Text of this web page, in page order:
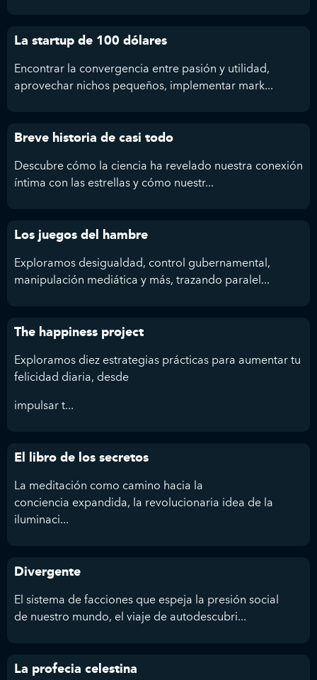
La startup de 100 dólares
Encontrar la convergencia entre pasión y utilidad,
aprovechar nichos pequeños, implementar mark...
Breve historia de casi todo
Descubre cómo la ciencia ha revelado nuestra conexión
íntima con las estrellas y cómo nuestr...
Los juegos del hambre
Exploramos desigualdad, control gubernamental,
manipulación mediática y más, trazando paralel...
The happiness project
Exploramos diez estrategias prácticas para aumentar tu
felicidad diaria, desde
impulsar t...
El libro de los secretos
La meditación como camino hacia la
conciencia expandida, la revolucionaria idea de la
iluminaci...
Divergente
El sistema de facciones que espeja la presión social
de nuestro mundo, el viaje de autodescubri...
La profecia celestina